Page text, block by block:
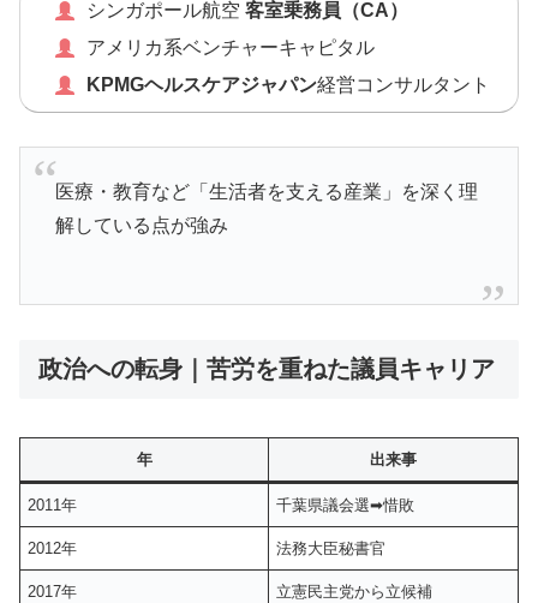
シンガポール航空 客室乗務員（CA）
アメリカ系ベンチャーキャピタル
KPMGヘルスケアジャパン経営コンサルタント
医療・教育など「生活者を支える産業」を深く理
解している点が強み
政治への転身｜苦労を重ねた議員キャリア
年 出来事
2011年 千葉県議会選➡惜敗
2012年 法務大臣秘書官
2017年 立憲民主党から立候補